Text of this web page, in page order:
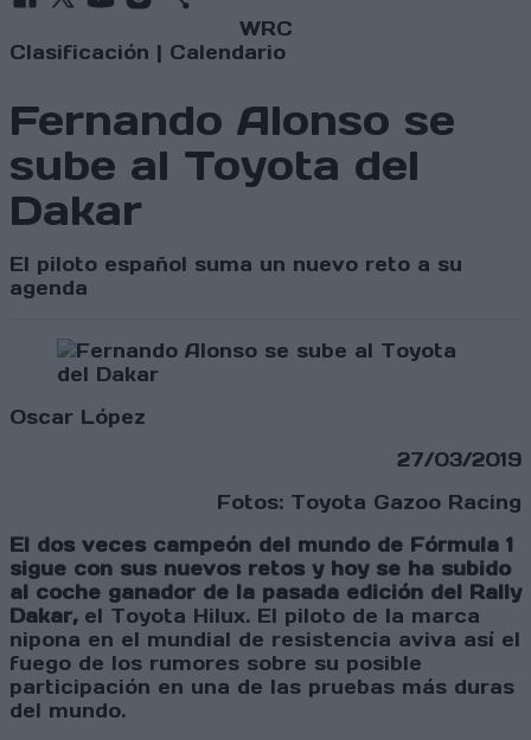
WRC
Clasificación | Calendario
Fernando Alonso se
sube al Toyota del
Dakar
El piloto español suma un nuevo reto a su
agenda
Oscar López
27/03/2019
Fotos: Toyota Gazoo Racing
El dos veces campeón del mundo de Fórmula 1
sigue con sus nuevos retos y hoy se ha subido
al coche ganador de la pasada edición del Rally
Dakar,el Toyota Hilux. El piloto de la marca
nipona en el mundial de resistencia aviva así el
fuego de los rumores sobre su posible
participación en una de las pruebas más duras
del mundo.